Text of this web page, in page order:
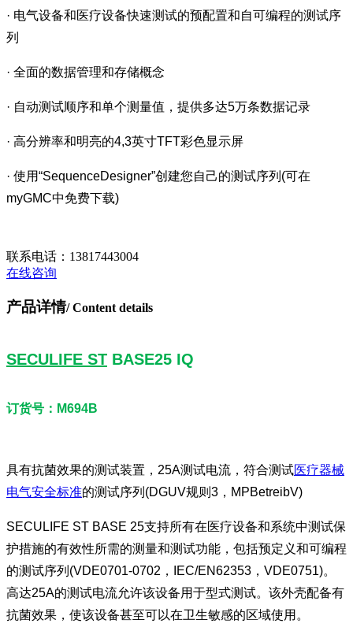
· 电气设备和医疗设备快速测试的预配置和自可编程的测试序
列
· 全面的数据管理和存储概念
· 自动测试顺序和单个测量值，提供多达5万条数据记录
· 高分辨率和明亮的4,3英寸TFT彩色显示屏
· 使用“SequenceDesigner”创建您自己的测试序列(可在
myGMC中免费下载)
联系电话： 13817443004
在线咨询
产品详情/ Content details
SECULIFE ST BASE25 IQ
订货号：M694B
具有抗菌效果的测试装置，25A测试电流，符合测试医疗器械
电气安全标准的测试序列(DGUV规则3，MPBetreibV)
SECULIFE ST BASE 25支持所有在医疗设备和系统中测试保
护措施的有效性所需的测量和测试功能，包括预定义和可编程
的测试序列(VDE0701-0702，IEC/EN62353，VDE0751)。
高达25A的测试电流允许该设备用于型式测试。该外壳配备有
抗菌效果，使该设备甚至可以在卫生敏感的区域使用。